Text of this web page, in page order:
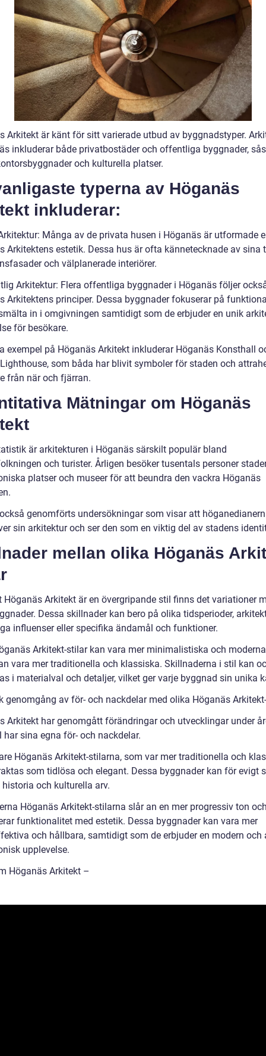
Arkitekt är känt för sitt varierade utbud av byggnadstyper.
inkluderar både privatbostäder och offentliga byggnader,
och kulturella platser.
typerna av Höganäs
inkluderar:
Många av de privata husen i Höganäs är utformade
Arkitektens estetik. Dessa hus är ofta kännetecknade av sina
och välplanerade interiörer.
Arkitektur: Flera offentliga byggnader i Höganäs följer
Arkitektens principer. Dessa byggnader fokuserar på
in i omgivningen samtidigt som de erbjuder en unik
för besökare.
exempel på Höganäs Arkitekt inkluderar Höganäs Konsthall
som båda har blivit symboler för staden och
från när och fjärran.
Mätningar om Höganäs
är arkitekturen i Höganäs särskilt populär bland
och turister. Årligen besöker tusentals personer
platser och museer för att beundra den vackra Höganäs
genomförts undersökningar som visar att
sin arkitektur och ser den som en viktig del av stadens
mellan olika Höganäs
Höganäs Arkitekt är en övergripande stil finns det variationer
Dessa skillnader kan bero på olika tidsperioder,
influenser eller specifika ändamål och funktioner.
Arkitekt-stilar kan vara mer minimalistiska och
vara mer traditionella och klassiska. Skillnaderna i stil kan
i materialval och detaljer, vilket ger varje byggnad sin unika
genomgång av för- och nackdelar med olika Höganäs
Arkitekt har genomgått förändringar och utvecklingar under
har sina egna för- och nackdelar.
Höganäs Arkitekt-stilarna, som var mer traditionella och
som tidlösa och elegant. Dessa byggnader kan för evigt
och kulturella arv.
Höganäs Arkitekt-stilarna slår an en mer progressiv ton
funktionalitet med estetik. Dessa byggnader kan vara mer
och hållbara, samtidigt som de erbjuder en modern och
upplevelse.
Höganäs Arkitekt –